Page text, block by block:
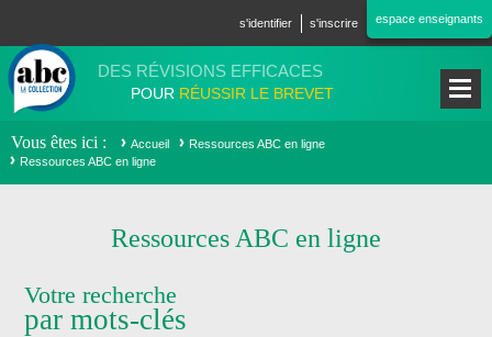
s'identifier s'inscrire espace enseignants
DES RÉVISIONS EFFICACES
POUR RÉUSSIR LE BREVET
Vous êtes ici Accueil
Ressources ABC en ligne
Ressources ABC en ligne
Ressources ABC en ligne
Votre recherche
par mots-clés